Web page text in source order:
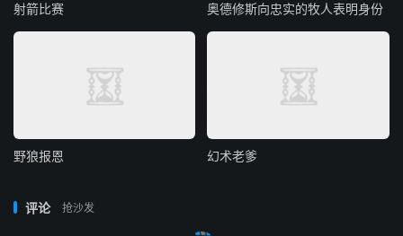
射箭比赛 奥德修斯向忠实的牧人表明身份
野狼报恩 幻术老爹
评论 抢沙发